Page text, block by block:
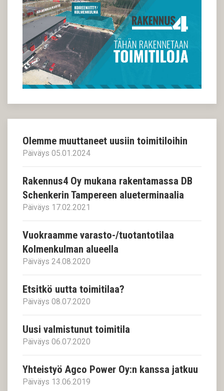
Olemme muuttaneet uusiin toimitiloihin
Päiväys 05.01.2024
Rakennus4 Oy mukana rakentamassa DB
Schenkerin Tampereen alueterminaalia
Päiväys 17.02.2021
Vuokraamme varasto-/tuotantotilaa
Kolmenkulman alueella
Päiväys 24.08.2020
Etsitkö uutta toimitilaa?
Päiväys 08.07.2020
Uusi valmistunut toimitila
Päiväys 06.07.2020
Yhteistyö Agco Power Oy:n kanssa jatkuu
Päiväys 13.06.2019